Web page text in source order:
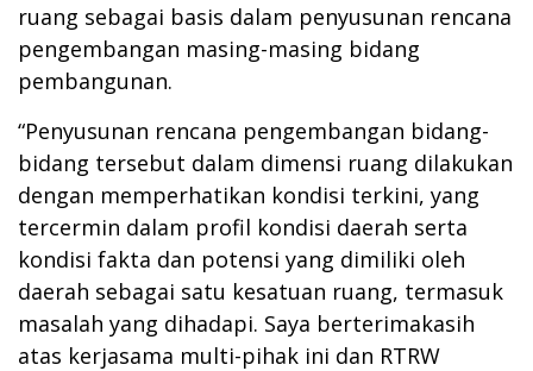
ruang sebagai basis dalam penyusunan rencana
pengembangan masing-masing bidang
pembangunan.
“Penyusunan rencana pengembangan bidang-
bidang tersebut dalam dimensi ruang dilakukan
dengan memperhatikan kondisi terkini, yang
tercermin dalam profil kondisi daerah serta
kondisi fakta dan potensi yang dimiliki oleh
daerah sebagai satu kesatuan ruang, termasuk
masalah yang dihadapi. Saya berterimakasih
atas kerjasama multi-pihak ini dan RTRW